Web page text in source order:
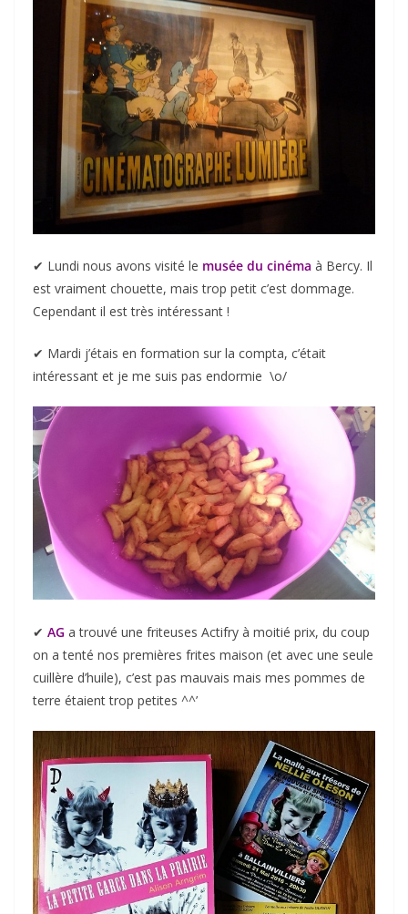
✔︎ Lundi nous avons visité le musée du cinéma à Bercy. Il
est vraiment chouette, mais trop petit c’est dommage.
Cependant il est très intéressant !
✔︎ Mardi j’étais en formation sur la compta, c’était
intéressant et je me suis pas endormie \o/
✔︎ AG a trouvé une friteuses Actifry à moitié prix, du coup
on a tenté nos premières frites maison (et avec une seule
cuillère d’huile), c’est pas mauvais mais mes pommes de
terre étaient trop petites ^^’